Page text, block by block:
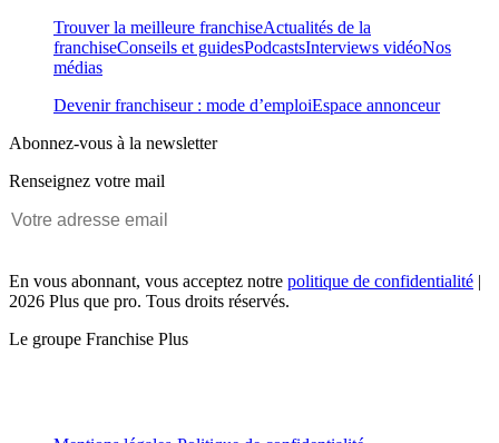
Trouver la meilleure franchiseActualités de la
franchiseConseils et guidesPodcastsInterviews vidéoNos
médias
Devenir franchiseur : mode d’emploiEspace annonceur
Abonnez-vous à la newsletter
Renseignez votre mail
En vous abonnant, vous acceptez notre politique de confidentialité |
2026 Plus que pro. Tous droits réservés.
Le groupe Franchise Plus